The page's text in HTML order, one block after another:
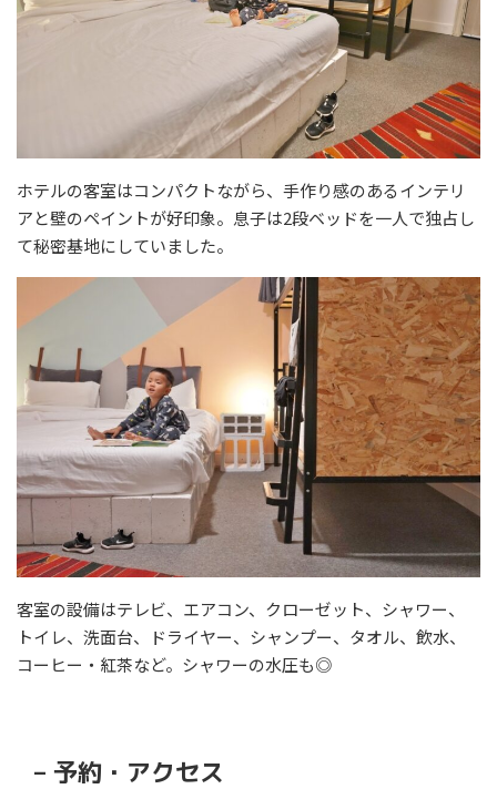
ホテルの客室はコンパクトながら、手作り感のあるインテリ
アと壁のペイントが好印象。息子は2段ベッドを一人で独占し
て秘密基地にしていました。
客室の設備はテレビ、エアコン、クローゼット、シャワー、
トイレ、洗面台、ドライヤー、シャンプー、タオル、飲水、
コーヒー・紅茶など。シャワーの水圧も◎
– 予約・アクセス